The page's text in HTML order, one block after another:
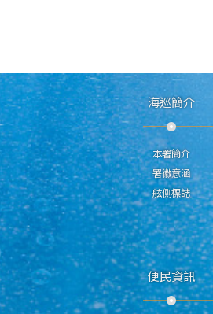
海巡簡介
本署簡介
署徽意涵
舷側標誌
便民資訊